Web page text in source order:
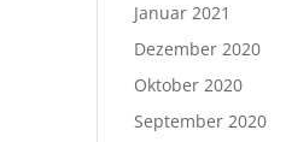
Januar 2021
Dezember 2020
Oktober 2020
September 2020